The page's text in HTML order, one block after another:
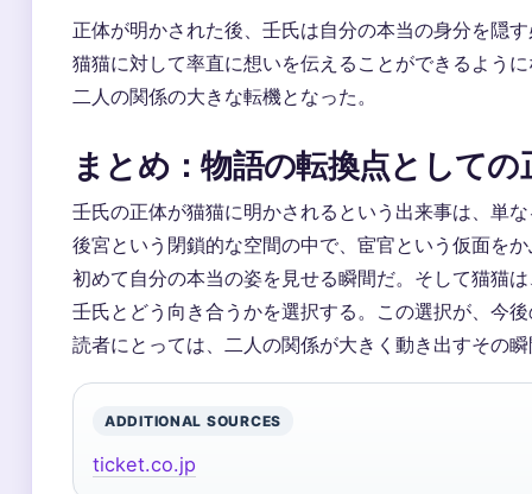
正体が明かされた後、壬氏は自分の本当の身分を隠
猫猫に対して率直に想いを伝えることができるよう
二人の関係の大きな転機となった。
まとめ：物語の転換点としての
壬氏の正体が猫猫に明かされるという出来事は、単
後宮という閉鎖的な空間の中で、宦官という仮面を
初めて自分の本当の姿を見せる瞬間だ。そして猫猫
壬氏とどう向き合うかを選択する。この選択が、今
読者にとっては、二人の関係が大きく動き出すその
ADDITIONAL SOURCES
ticket.co.jp